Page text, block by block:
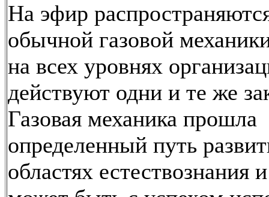
На эфир
обычной газовой
на всех уровнях
действуют одни и те же
Газовая механика прошла
определенный путь
областях естествознания